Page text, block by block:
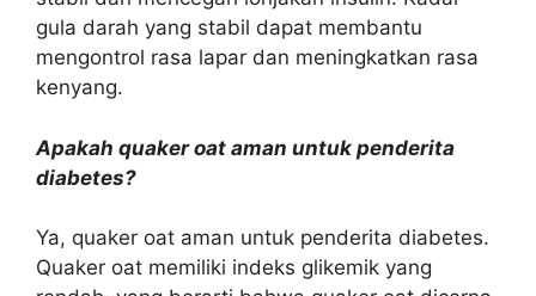
gula darah yang stabil dapat membantu
mengontrol rasa lapar dan meningkatkan rasa
kenyang.
Apakah quaker oat aman untuk penderita
diabetes?
Ya, quaker oat aman untuk penderita diabetes.
Quaker oat memiliki indeks glikemik yang